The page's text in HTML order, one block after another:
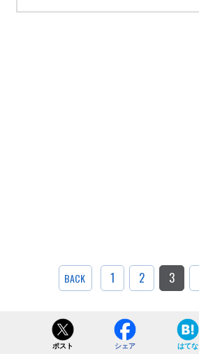
BACK 1 2 3
ポスト シェア はてな